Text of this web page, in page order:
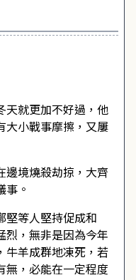
天就更加不好過，他
大小戰事摩擦，又屢
邊境燒殺劫掠，大齊
事。
堅等人堅持促成和
烈，無非是因為今年
牛羊成群地凍死，若
無，必能在一定程度